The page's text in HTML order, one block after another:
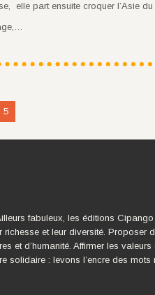
elle part ensuite croquer l’Asie
5
fabuleux, les éditions
et leur diversité. Proposer
et d’humanité. Affirmer les
solidaire : levons l’encre des